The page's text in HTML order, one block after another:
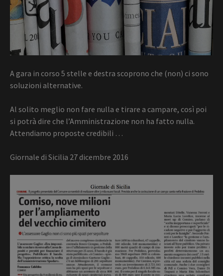
A gara in corso 5 stelle e destra scoprono che (non) ci sono
soluzioni alternative.
Al solito meglio non fare nulla e tirare a campare, così poi
si potrà dire che l’Amministrazione non ha fatto nulla.
Attendiamo proposte credibili …
Giornale di Sicilia 27 dicembre 2016